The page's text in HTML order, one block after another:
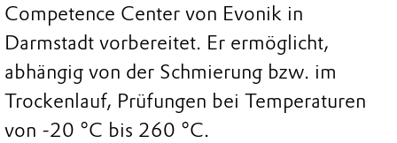
Competence Center von Evonik in
Darmstadt vorbereitet. Er ermöglicht,
abhängig von der Schmierung bzw. im
Trockenlauf, Prüfungen bei Temperaturen
von -20 °C bis 260 °C.